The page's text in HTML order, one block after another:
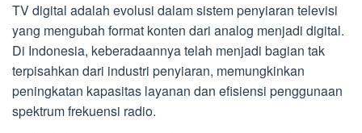
TV digital adalah evolusi dalam sistem penyiaran televisi
yang mengubah format konten dari analog menjadi digital.
Di Indonesia, keberadaannya telah menjadi bagian tak
terpisahkan dari industri penyiaran, memungkinkan
peningkatan kapasitas layanan dan efisiensi penggunaan
spektrum frekuensi radio.